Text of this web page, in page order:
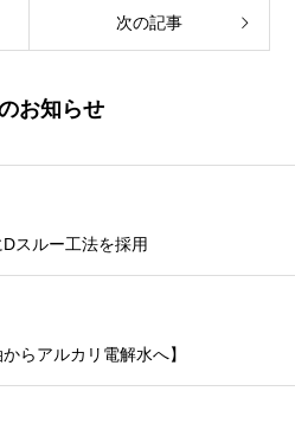
次の記事
お知らせ
スルー工法を採用
らアルカリ電解水へ】